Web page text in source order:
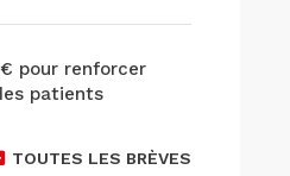
pour renforcer
patients
TOUTES LES BRÈVES